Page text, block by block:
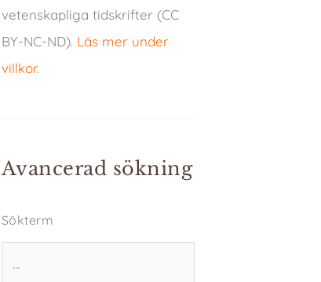
vetenskapliga tidskrifter (CC
BY-NC-ND). Läs mer under
villkor.
Avancerad sökning
Sökterm